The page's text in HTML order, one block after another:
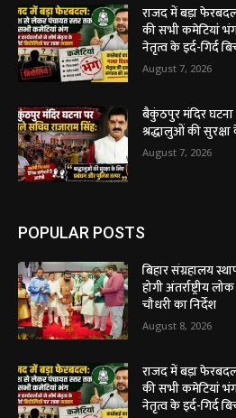
राजद में बड़ा
की सभी कमेटियां
नेतृत्व के इर्द-गिर्द
August 7, 2026
बैकुंठपुर मंदिर घटना
श्रद्धालुओं की
August 7, 2026
POPULAR POSTS
बिहार संग्रहालय
होगी अंतर्राष्ट्रीय
चौधरी का निर्देश
August 8, 2026
राजद में बड़ा
की सभी कमेटियां
नेतृत्व के इर्द-गिर्द